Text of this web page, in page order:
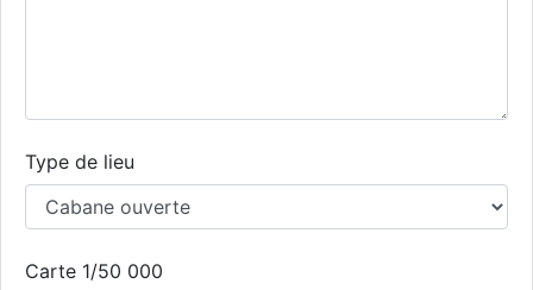
Type de lieu
Carte 1/50 000